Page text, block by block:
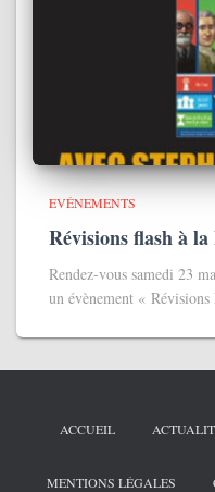
EVÉNEMENTS
Révisions flash à
Rendez-vous samedi 23
un évènement «
ACCUEIL
MENTIONS LÉGALES